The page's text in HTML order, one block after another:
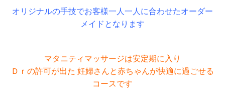
オリジナルの手技でお客様一人一人に合わせたオーダー
メイドとなります
マタニティマッサージは安定期に入り
Ｄｒの許可が出た 妊婦さんと赤ちゃんが快適に過ごせる
コースです